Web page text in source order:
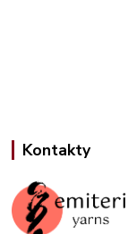
Kontakty